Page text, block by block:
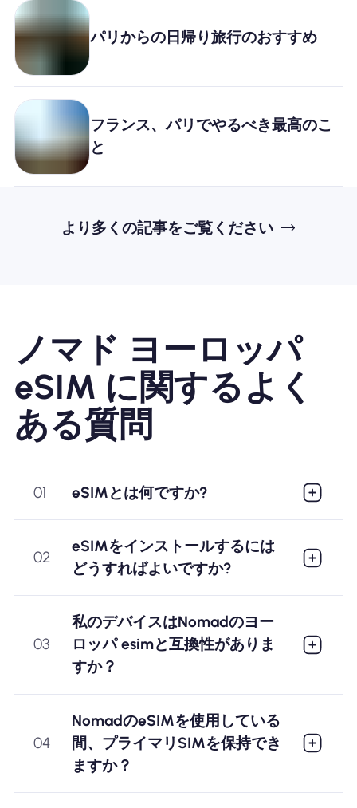
パリからの日帰り旅行のおすすめ
フランス、パリでやるべき最高のこ
と
より多くの記事をご覧ください
ノマド ヨーロッパ
eSIM に関するよく
ある質問
01 eSIMとは何ですか?
02
eSIMをインストールするには
どうすればよいですか?
03
私のデバイスはNomadのヨー
ロッパ esimと互換性がありま
すか？
04
NomadのeSIMを使用している
間、プライマリSIMを保持でき
ますか？